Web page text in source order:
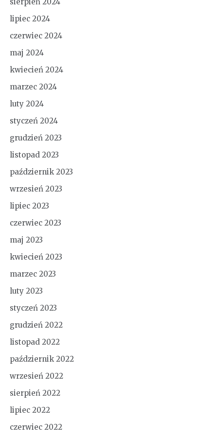
lipiec 2024
czerwiec 2024
maj 2024
kwiecień 2024
marzec 2024
luty 2024
styczeń 2024
grudzień 2023
listopad 2023
październik 2023
wrzesień 2023
lipiec 2023
czerwiec 2023
maj 2023
kwiecień 2023
marzec 2023
luty 2023
styczeń 2023
grudzień 2022
listopad 2022
październik 2022
wrzesień 2022
sierpień 2022
lipiec 2022
czerwiec 2022